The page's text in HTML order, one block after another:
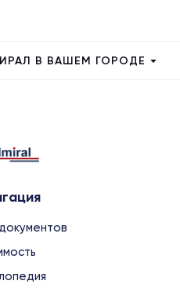
БЮРО ПЕРЕВОДОВ АДМИРАЛ В ВАШЕМ ГОРОДЕ